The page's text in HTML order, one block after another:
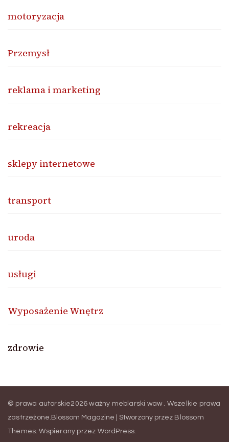
motoryzacja
Przemysł
reklama i marketing
rekreacja
sklepy internetowe
transport
uroda
usługi
Wyposażenie Wnętrz
zdrowie
© prawa autorskie2026ważny meblarski waw . Wszelkie prawa
zastrzeżone. Blossom Magazine | Stworzony przez Blossom
Themes. Wspierany przez WordPress.